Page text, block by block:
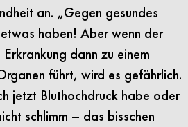
an. „Gegen gesundes
haben! Aber wenn der
dann zu einem
führt, wird es gefährlich.
jetzt Bluthochdruck habe oder
schlimm – das bisschen